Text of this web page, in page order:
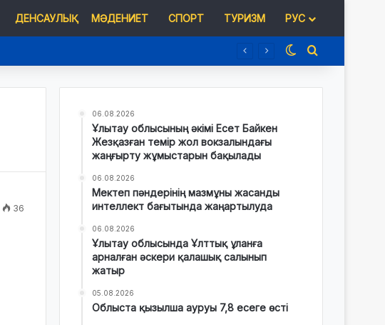
ДЕНСАУЛЫҚ МӘДЕНИЕТ СПОРТ ТУРИЗМ РУС
Switch skin
Іздеу
36
06.08.2026
Ұлытау облысының әкімі Есет Байкен
Жезқазған темір жол вокзалындағы
жаңғырту жұмыстарын бақылады
06.08.2026
Мектеп пәндерінің мазмұны жасанды
интеллект бағытында жаңартылуда
06.08.2026
Ұлытау облысында Ұлттық ұланға
арналған әскери қалашық салынып
жатыр
05.08.2026
Облыста қызылша ауруы 7,8 есеге өсті